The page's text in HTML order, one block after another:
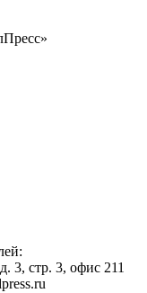
3, стр. 3, офис 211